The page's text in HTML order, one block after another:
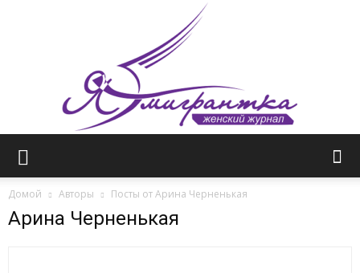
Домой Авторы Посты от Арина Черненькая
Арина Черненькая